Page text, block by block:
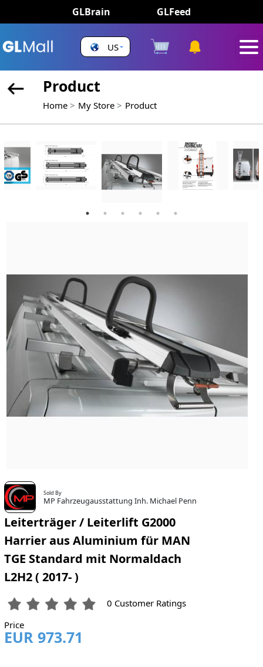
GLBrain GLFeed
US
Product
Home My Store Product
Sold By
MP Fahrzeugausstattung Inh. Michael Penn
Leiterträger / Leiterlift G2000
Harrier aus Aluminium für MAN
TGE Standard mit Normaldach
L2H2 ( 2017- )
0 Customer Ratings
Price
EUR 973.71